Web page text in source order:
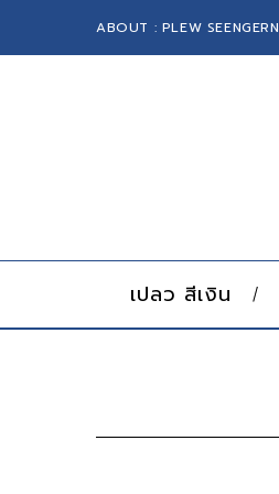
ABOUT : PLEW SEENGERN
เปลว สีเงิน